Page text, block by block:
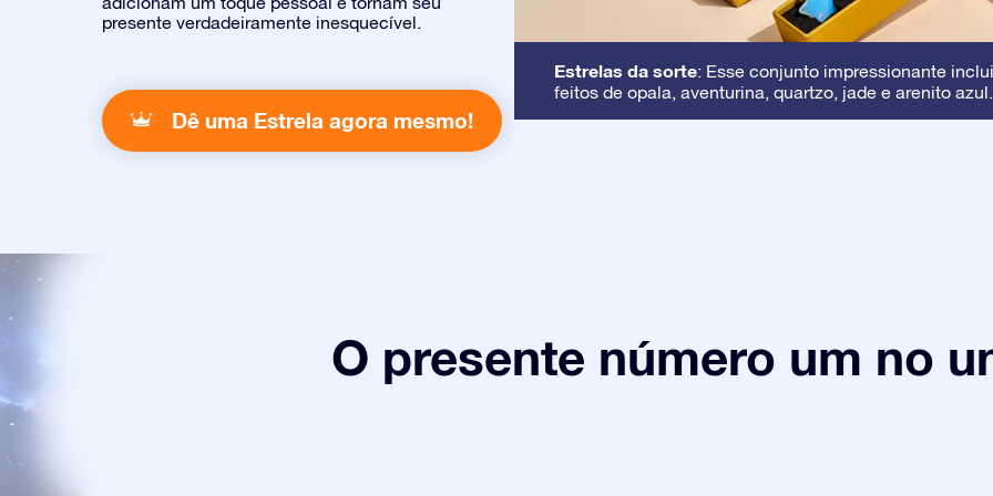
presente verdadeiramente inesquecível.
Dê uma Estrela agora mesmo!
Estrelas da sorte: Esse conjunto impressionante
feitos de opala, aventurina, quartzo, jade e arenito azul.
O presente número um no